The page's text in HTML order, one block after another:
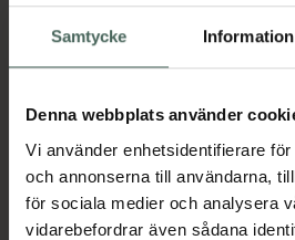
Samtycke Information
Denna webbplats använder
Vi använder enhetsidentifierare
och annonserna till användarna,
för sociala medier och analysera
vidarebefordrar även sådana
I apotek:
Köp via ditt
Aktuella erbjudanden
Beskrivning